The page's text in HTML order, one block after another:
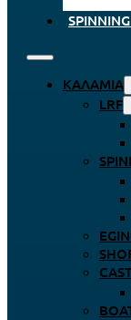
ΚΑΛΆΜΙΑ
LRF